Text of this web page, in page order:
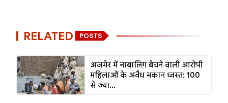
RELATED POSTS
अजमेर में नाबालिग बेचने वाली आरोपी
महिलाओं के अवैध मकान ध्वस्त: 100
से ज्या...